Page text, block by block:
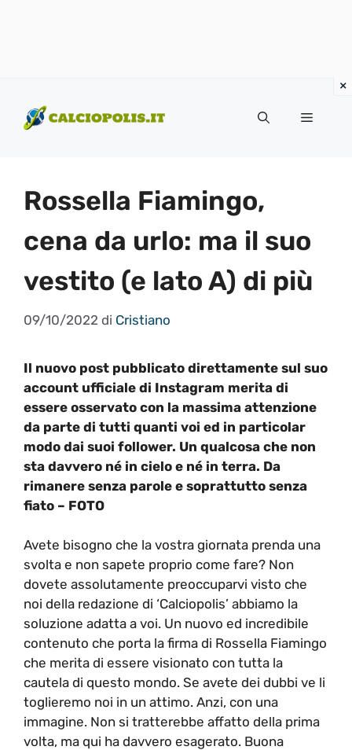
contenuto
Menu
Rossella Fiamingo,
cena da urlo: ma il suo
vestito (e lato A) di più
09/10/2022 di Cristiano
Il nuovo post pubblicato direttamente sul suo
account ufficiale di Instagram merita di
essere osservato con la massima attenzione
da parte di tutti quanti voi ed in particolar
modo dai suoi follower. Un qualcosa che non
sta davvero né in cielo e né in terra. Da
rimanere senza parole e soprattutto senza
fiato – FOTO
Avete bisogno che la vostra giornata prenda una
svolta e non sapete proprio come fare? Non
dovete assolutamente preoccuparvi visto che
noi della redazione di ‘Calciopolis’ abbiamo la
soluzione adatta a voi. Un nuovo ed incredibile
contenuto che porta la firma di Rossella Fiamingo
che merita di essere visionato con tutta la
cautela di questo mondo. Se avete dei dubbi ve li
toglieremo noi in un attimo. Anzi, con una
immagine. Non si tratterebbe affatto della prima
volta, ma qui ha davvero esagerato. Buona